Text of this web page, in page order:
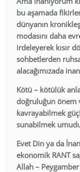
bu aşamada
dünyanın
modasını daha
irdeleyerek kısır
sohbetlerden
alacağımızada
Kötü – kötülük
doğruluğun önem
kavrayabilmek
sunabilmek
Evet Din ya da
ekonomik RANT
Allah –